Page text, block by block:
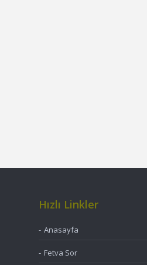
Hızlı Linkler
Anasayfa
Fetva Sor